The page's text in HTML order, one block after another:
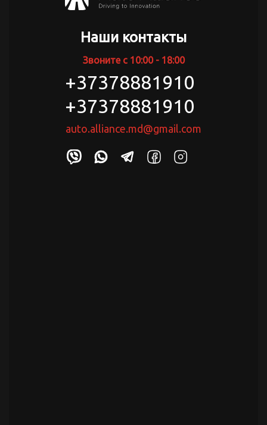
Наши контакты
Звоните с 10:00 - 18:00
+37378881910
+37378881910
auto.alliance.md@gmail.com